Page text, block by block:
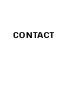
CONTACT